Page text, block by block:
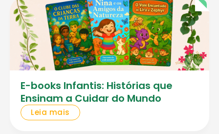
E-books Infantis: Histórias que
Ensinam a Cuidar do Mundo
Leia mais